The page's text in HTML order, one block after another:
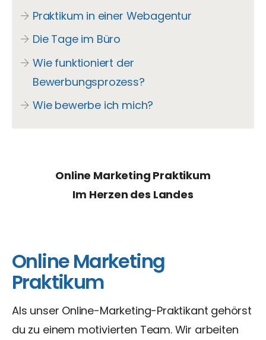
Praktikum in einer Webagentur
Die Tage im Büro
Wie funktioniert der
Bewerbungsprozess?
Wie bewerbe ich mich?
Online Marketing Praktikum
Im Herzen des Landes
Online Marketing
Praktikum
Als unser Online-Marketing-Praktikant gehörst
du zu einem motivierten Team. Wir arbeiten